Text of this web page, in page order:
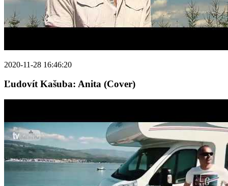
2020-11-28 16:46:20
Ľudovít Kašuba: Anita (Cover)